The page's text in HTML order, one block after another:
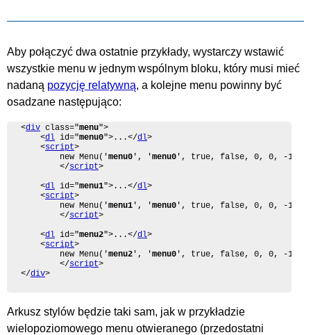
Aby połączyć dwa ostatnie przykłady, wystarczy wstawić
wszystkie menu w jednym wspólnym bloku, który musi mieć
nadaną pozycję relatywną, a kolejne menu powinny być
osadzane następująco:
<div class="menu">
	<
dl id="menu0">...</dl>
	<
script>
		new Menu('
menu0 ', 'menu0 ', true, false, 0, 0, -1, -
		</
script>
	<
dl id="menu1">...</dl>
	<
script>
		new Menu('
menu1 ', 'menu0 ', true, false, 0, 0, -1, -
		</
script>
	<
dl id="menu2">...</dl>
	<
script>
		new Menu('
menu2 ', 'menu0 ', true, false, 0, 0, -1, -
		</
script>
</div>
Arkusz stylów będzie taki sam, jak w przykładzie
wielopoziomowego menu otwieranego (przedostatni